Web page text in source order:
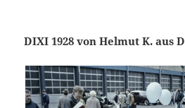
DIXI 1928 von Helmut K. aus